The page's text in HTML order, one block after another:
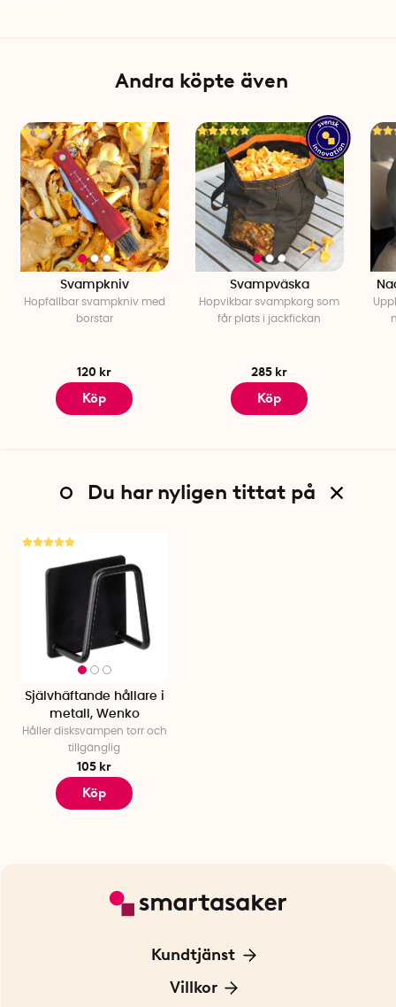
Andra köpte även
Svampkniv
Hopfällbar svampkniv med
borstar
120 kr
Köp
Svampväska
Hopvikbar svampkorg som
får plats i jackfickan
285 kr
Köp
Du har nyligen tittat på
Självhäftande hållare i
metall, Wenko
Håller disksvampen torr och
tillgänglig
105 kr
Köp
Kundtjänst
Kontakta oss
Villkor